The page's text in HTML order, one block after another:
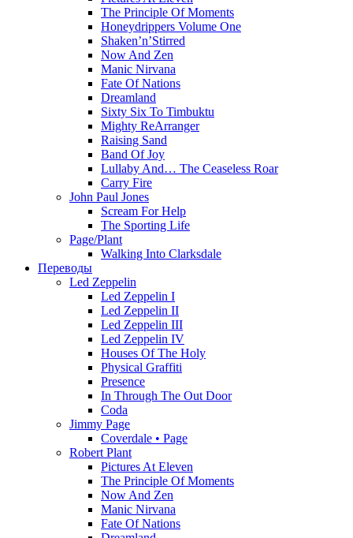
The Principle Of Moments
Honeydrippers Volume One
Shaken’n’Stirred
Now And Zen
Manic Nirvana
Fate Of Nations
Dreamland
Sixty Six To Timbuktu
Mighty ReArranger
Raising Sand
Band Of Joy
Lullaby And… The Ceaseless Roar
Carry Fire
John Paul Jones
Scream For Help
The Sporting Life
Page/Plant
Walking Into Clarksdale
Переводы
Led Zeppelin
Led Zeppelin I
Led Zeppelin II
Led Zeppelin III
Led Zeppelin IV
Houses Of The Holy
Physical Graffiti
Presence
In Through The Out Door
Coda
Jimmy Page
Coverdale • Page
Robert Plant
Pictures At Eleven
The Principle Of Moments
Now And Zen
Manic Nirvana
Fate Of Nations